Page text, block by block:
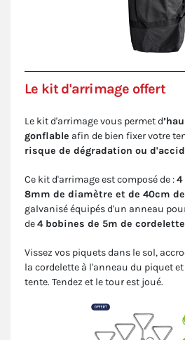
Le kit d'arrimage offert
Le kit d'arrimage vous permet d
gonflable afin de bien fixer votre
risque de dégradation ou
Ce kit d'arrimage est composé de :4
8mm de diamètre et de 40cm
galvanisé équipés d'un anneau
de4 bobines de 5m de
Vissez vos piquets dans le sol,
la cordelette à l'anneau du piquet
tente. Tendez et le tour est joué.